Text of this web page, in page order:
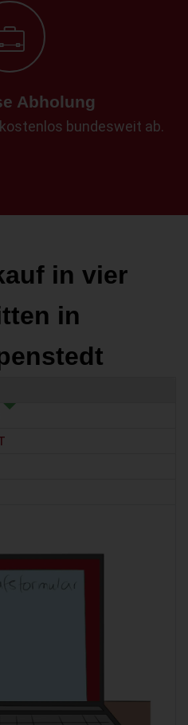
Abholung
bundesweit ab.
in vier
in